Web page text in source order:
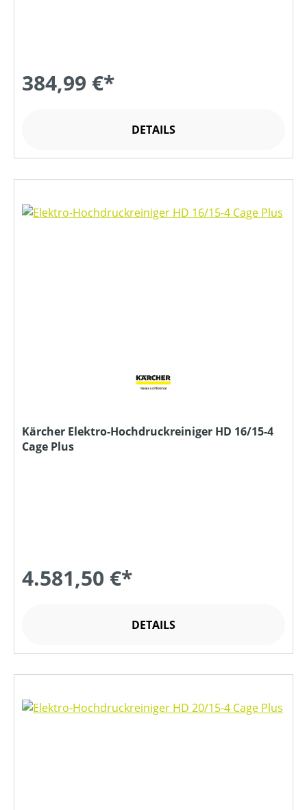
384,99 €*
DETAILS
Kärcher Elektro-Hochdruckreiniger HD 16/15-4
Cage Plus
4.581,50 €*
DETAILS